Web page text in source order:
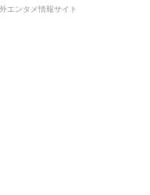
エンタメ情報サイト